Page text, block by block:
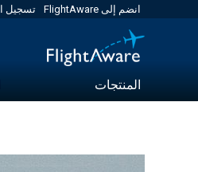
انضم إلى FlightAware تسجيل
المنتجات